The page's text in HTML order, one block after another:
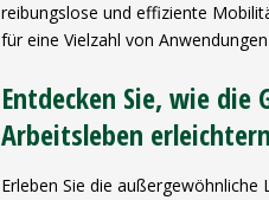
reibungslose und effiziente
für eine Vielzahl von
Entdecken Sie, wie die
Arbeitsleben
Erleben Sie die